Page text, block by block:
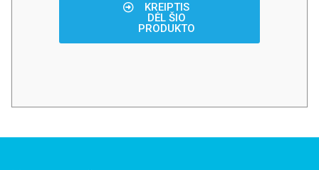
KREIPTIS
DĖL ŠIO
PRODUKTO